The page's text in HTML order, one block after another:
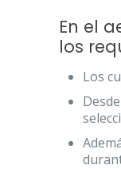
En el
los
Los